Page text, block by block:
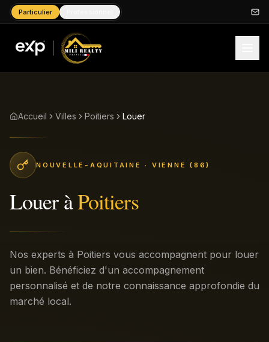
Particulier
Accueil Villes Poitiers Louer
NOUVELLE-AQUITAINE · VIENNE (86)
LoueràPoitiers
Nos experts à Poitiers vous accompagnent pour louer
un bien. Bénéficiez d'un accompagnement
personnalisé et de notre connaissance approfondie du
marché local.